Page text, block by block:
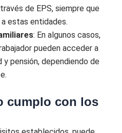
de EPS, siempre que
estas entidades.
: En algunos casos,
pueden acceder a
y pensión, dependiendo de
cumplo con los